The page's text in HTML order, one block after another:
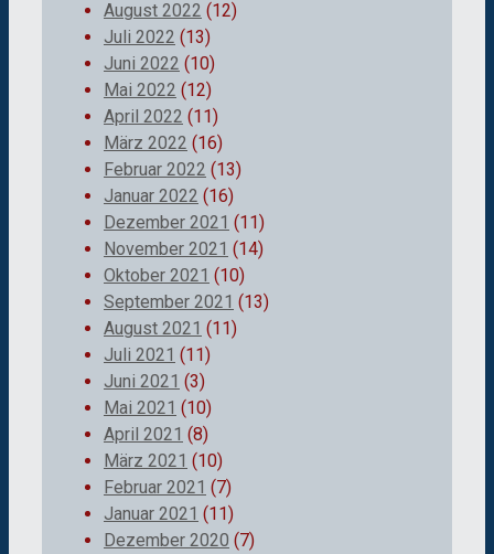
August 2022 (12)
Juli 2022 (13)
Juni 2022 (10)
Mai 2022 (12)
April 2022 (11)
März 2022 (16)
Februar 2022 (13)
Januar 2022 (16)
Dezember 2021 (11)
November 2021 (14)
Oktober 2021 (10)
September 2021 (13)
August 2021 (11)
Juli 2021 (11)
Juni 2021 (3)
Mai 2021 (10)
April 2021 (8)
März 2021 (10)
Februar 2021 (7)
Januar 2021 (11)
Dezember 2020 (7)